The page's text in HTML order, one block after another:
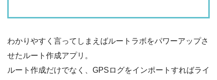
わかりやすく言ってしまえばルートラボをパワーアップさ
せたルート作成アプリ。
ルート作成だけでなく、GPSログをインポートすればライ